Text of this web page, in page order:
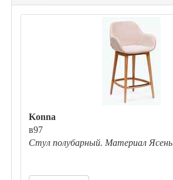
Konna
в97
Стул полубарный. Материал Ясень